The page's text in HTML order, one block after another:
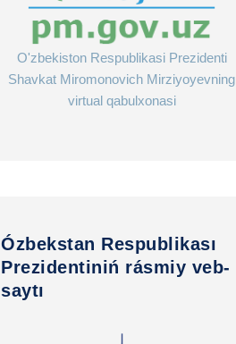
O'zbekiston Respublikasi Prezidenti
Shavkat Miromonovich Mirziyoyevning
virtual qabulxonasi
Ózbekstan Respublikası
Prezidentiniń rásmiy veb-
saytı